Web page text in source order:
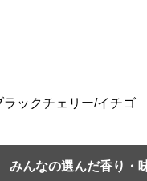
ックチェリー/イチゴ
みんなの選んだ香り・